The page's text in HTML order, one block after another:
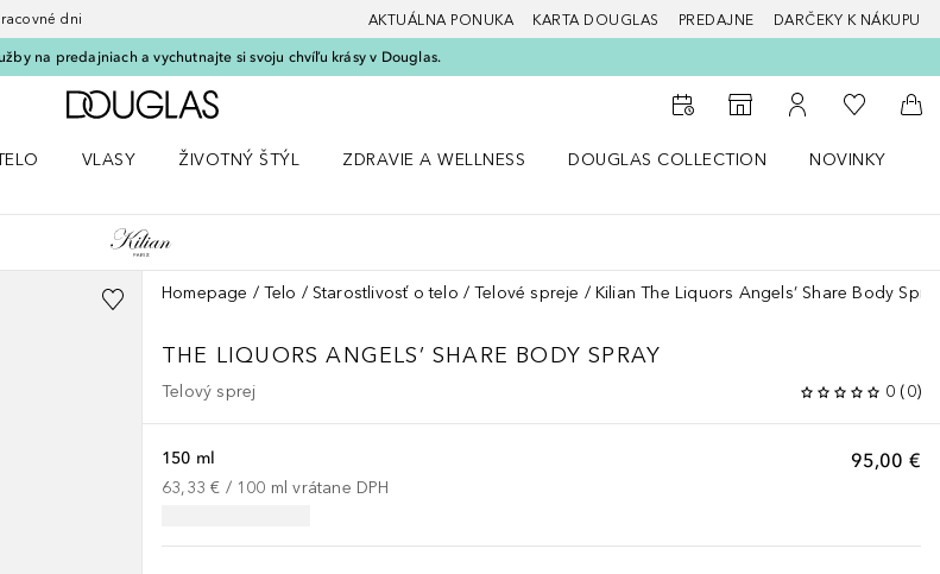
dni AKTUÁLNA PONUKA KARTA DOUGLAS PREDAJNE DARČEKY K NÁKUPU
na predajniach a vychutnajte si svoju chvíľu krásy v Douglas.
Domov
Do vyhľadávača predajní
Do môjho účtu
Do môjho
Do
VLASY
ŽIVOTNÝ ŠTÝL
ZDRAVIE A WELLNESS
DOUGLAS COLLECTION
NOVINKY
Homepage Telo Starostlivosť o telo Telové spreje Kilian The Liquors Angels’ Share Body
THE LIQUORS ANGELS’ SHARE BODY SPRAY
Telový sprej 0 (0)
95,00 €
150 ml
63,33 € / 100 ml vrátane DPH